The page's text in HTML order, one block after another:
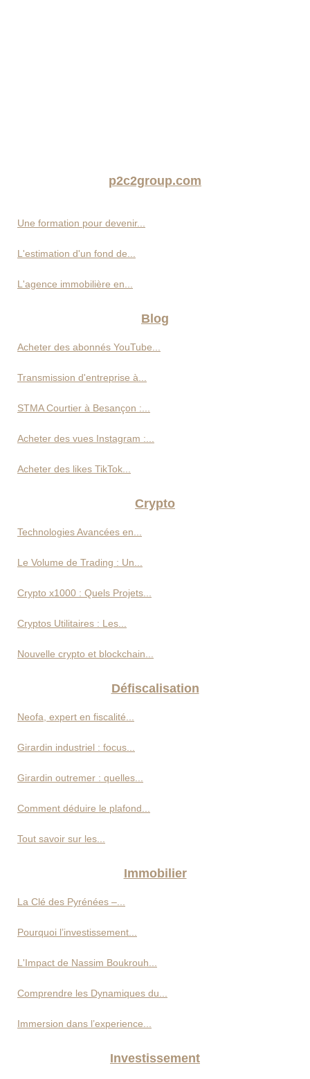
p2c2group.com
Une formation pour devenir...
L'estimation d'un fond de...
L'agence immobilière en...
Blog
Acheter des abonnés YouTube...
Transmission d'entreprise à...
STMA Courtier à Besançon :...
Acheter des vues Instagram :...
Acheter des likes TikTok...
Crypto
Technologies Avancées en...
Le Volume de Trading : Un...
Crypto x1000 : Quels Projets...
Cryptos Utilitaires : Les...
Nouvelle crypto et blockchain...
Défiscalisation
Neofa, expert en fiscalité...
Girardin industriel : focus...
Girardin outremer : quelles...
Comment déduire le plafond...
Tout savoir sur les...
Immobilier
La Clé des Pyrénées –...
Pourquoi l’investissement...
L'Impact de Nassim Boukrouh...
Comprendre les Dynamiques du...
Immersion dans l’experience...
Investissement